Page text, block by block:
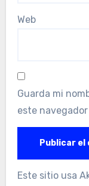
Web
Guarda mi
este
Este sitio usa